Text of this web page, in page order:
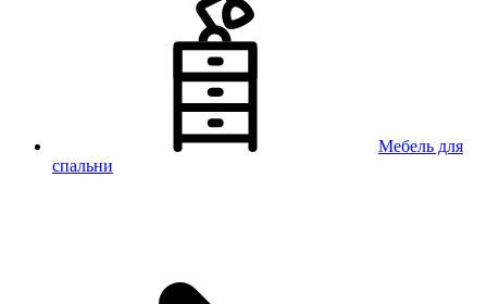
Мебель для
спальни